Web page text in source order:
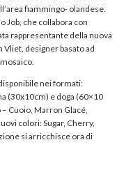
fiammingo- olandese.
Job, che collabora con
rappresentante della nuova
designer basato ad
nei formati:
(30x10cm) e doga (60×10
Cuoio, Marron Glacé,
colori: Sugar, Cherry,
si arricchisce ora di